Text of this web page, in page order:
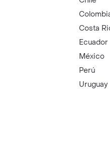
Costa
Ecuador
México
Perú
Uruguay